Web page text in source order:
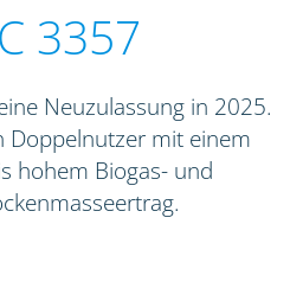
3357
Neuzulassung in 2025.
Doppelnutzer mit einem
hohem Biogas- und